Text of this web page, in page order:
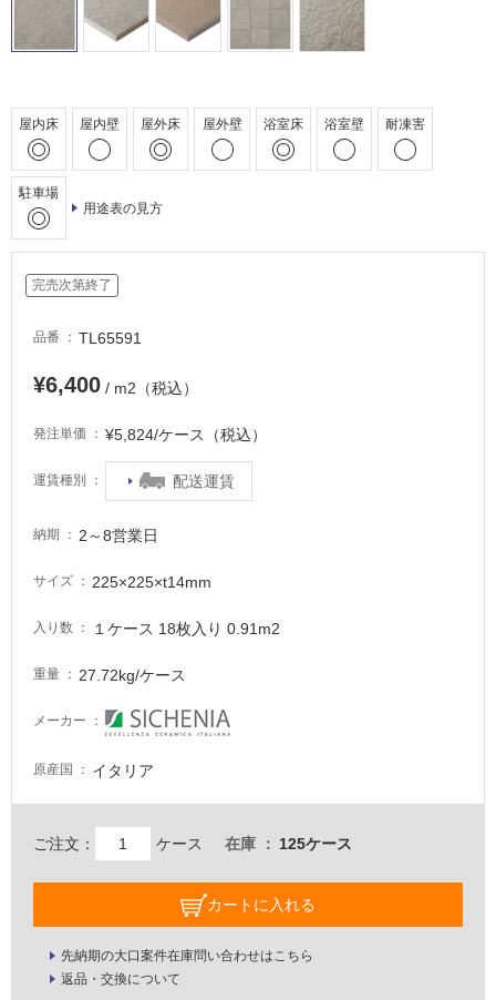
屋内床 屋内壁 屋外床 屋外壁 浴室床 浴室壁 耐凍害
駐車場
用途表の見方
完売次第終了
品番 TL65591
¥6,400 / m2（税込）
発注単価 ¥5,824/ケース（税込）
運賃種別 配送運賃
納期 2～8営業日
サイズ 225×225×t14mm
入り数 １ケース 18枚入り 0.91m2
重量 27.72kg/ケース
メーカー
原産国 イタリア
ご注文： ケース 在庫 125ケース
カートに入れる
先納期の大口案件在庫問い合わせはこちら
返品・交換について
非
適
し
て
る
適
し
て
る
注
が
適
て
な
壁・
壁・
浴
使